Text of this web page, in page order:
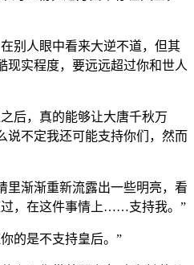
别人眼中看来大逆不道，但其
现实程度，要远远超过你和世人
后，真的能够让大唐千秋万
说不定我还可能支持你们，然而
里渐渐重新流露出一些明亮，看
过，在这件事情上……支持我。”
的是不支持皇后。”